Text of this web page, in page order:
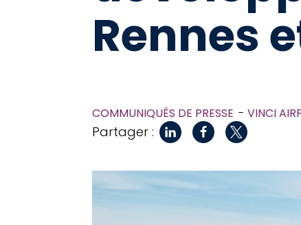
Rennes
COMMUNIQUÉS DE PRESSE VINCI
Partager :